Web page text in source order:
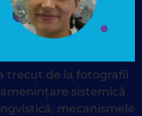
trecut de la fotografii
amenințare sistemică
mecanismele